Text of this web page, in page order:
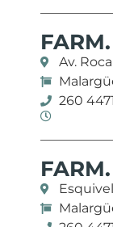
Av.
260